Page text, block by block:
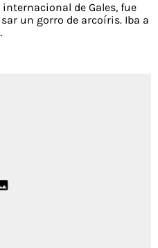
de Gales, fue
un gorro de arcoíris. Iba a